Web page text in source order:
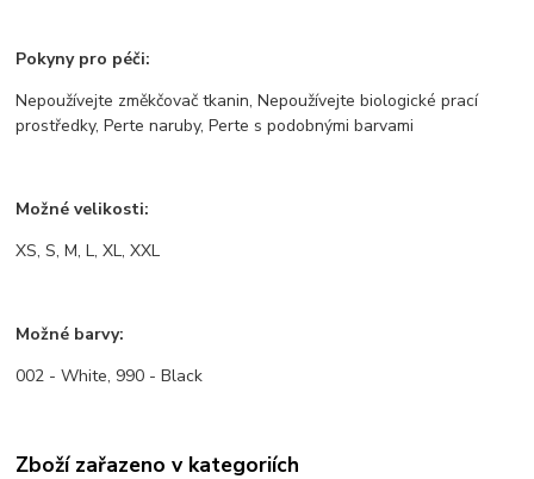
Pokyny pro péči:
Nepoužívejte změkčovač tkanin, Nepoužívejte biologické prací
prostředky, Perte naruby, Perte s podobnými barvami
Možné velikosti:
XS, S, M, L, XL, XXL
Možné barvy:
002 - White, 990 - Black
Zboží zařazeno v kategoriích